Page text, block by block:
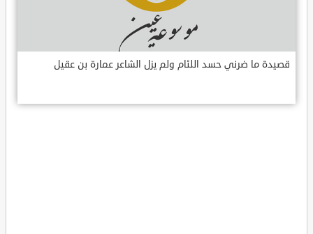
قصيدة ما ضرني حسد اللئام ولم يزل الشاعر عمارة بن عقيل